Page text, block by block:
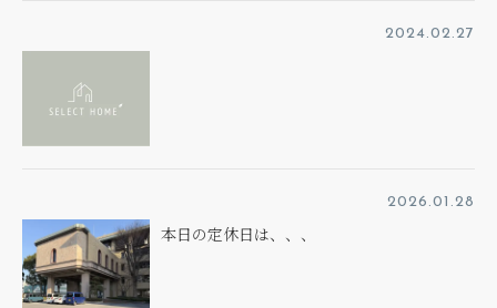
2024.02.27
2026.01.28
本日の定休日は、、、